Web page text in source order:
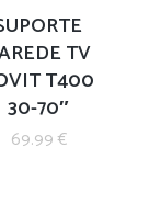
TV
T400
30-70″
69.99 €